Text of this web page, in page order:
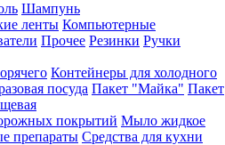
Шампунь
ленты Компьютерные
Прочее Резинки Ручки
Контейнеры для холодного
посуда Пакет "Майка" Пакет
покрытий Мыло жидкое
препараты Средства для кухни